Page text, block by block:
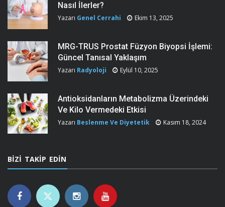
Nasıl İlerler?
Yazarı Genel Cerrahi Ekim 13, 2025
MRG-TRUS Prostat Füzyon Biyopsi İşlemi:
Güncel Tanısal Yaklaşım
Yazarı Radyoloji Eylül 10, 2025
Antioksidanların Metabolizma Üzerindeki
Ve Kilo Vermedeki Etkisi
Yazarı Beslenme Ve Diyetetik Kasım 18, 2024
BIZI TAKIP EDIN